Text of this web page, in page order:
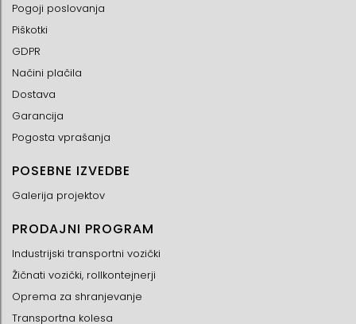
Pogoji poslovanja
Piškotki
GDPR
Načini plačila
Dostava
Garancija
Pogosta vprašanja
POSEBNE IZVEDBE
Galerija projektov
PRODAJNI PROGRAM
Industrijski transportni vozički
Žičnati vozički, rollkontejnerji
Oprema za shranjevanje
Transportna kolesa